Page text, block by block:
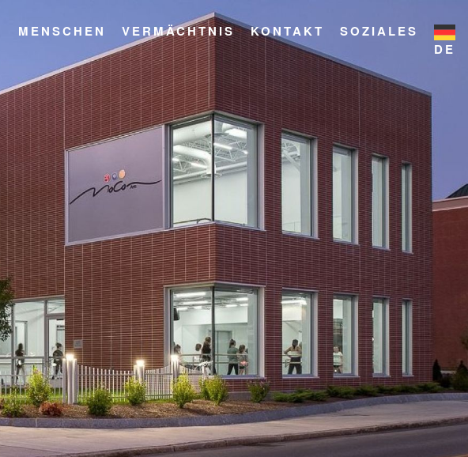
MENSCHEN VERMÄCHTNIS KONTAKT
SOZIALES
DE